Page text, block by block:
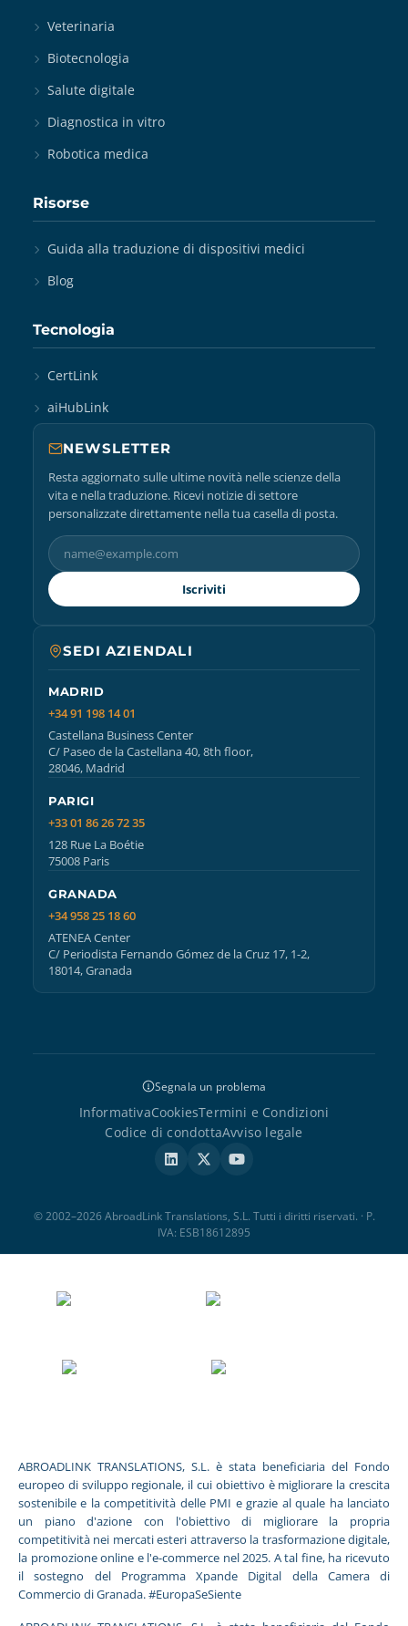
Veterinaria
Biotecnologia
Salute digitale
Diagnostica in vitro
Robotica medica
Risorse
Guida alla traduzione di dispositivi medici
Blog
Tecnologia
CertLink
aiHubLink
NEWSLETTER
Resta aggiornato sulle ultime novità nelle scienze della
vita e nella traduzione. Ricevi notizie di settore
personalizzate direttamente nella tua casella di posta.
Iscriviti
SEDI AZIENDALI
MADRID
+34 91 198 14 01
Castellana Business Center
C/ Paseo de la Castellana 40, 8th floor,
28046, Madrid
PARIGI
+33 01 86 26 72 35
128 Rue La Boétie
75008 Paris
GRANADA
+34 958 25 18 60
ATENEA Center
C/ Periodista Fernando Gómez de la Cruz 17, 1-2,
18014, Granada
Segnala un problema
InformativaCookiesTermini e Condizioni
Codice di condottaAvviso legale
© 2002–2026 AbroadLink Translations, S.L. Tutti i diritti riservati. · P.
IVA: ESB18612895
ABROADLINK TRANSLATIONS, S.L. è stata beneficiaria del Fondo
europeo di sviluppo regionale, il cui obiettivo è migliorare la crescita
sostenibile e la competitività delle PMI e grazie al quale ha lanciato
un piano d'azione con l'obiettivo di migliorare la propria
competitività nei mercati esteri attraverso la trasformazione digitale,
la promozione online e l'e-commerce nel 2025. A tal fine, ha ricevuto
il sostegno del Programma Xpande Digital della Camera di
Commercio di Granada. #EuropaSeSiente